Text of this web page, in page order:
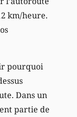
km/heure.
pourquoi
Dans un
partie de